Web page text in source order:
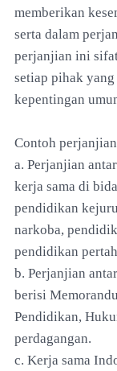
memberikan
serta dalam
perjanjian ini
setiap pihak
kepentingan
Contoh
a. Perjanjian
kerja sama di
pendidikan
narkoba,
pendidikan
b. Perjanjian
berisi
Pendidikan,
perdagangan.
c. Kerja sama